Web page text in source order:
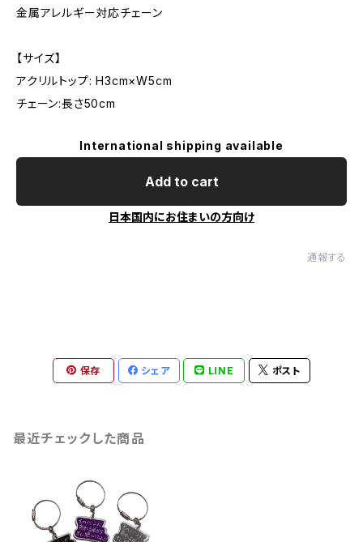
金属アレルギー対応チェーン
【サイズ】
アクリルトップ: H3cm×W5cm
チェーン:長さ50cm
International shipping available
Add to cart
日本国内にお住まいの方向け
通報する
保存 シェア LINE ポスト
最近チェックした商品